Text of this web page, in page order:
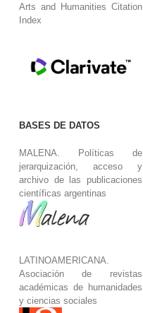
Arts and Humanities Citation
Index
BASES DE DATOS
MALENA. Políticas de
jerarquización, acceso y
archivo de las publicaciones
científicas argentinas
LATINOAMERICANA.
Asociación de revistas
académicas de humanidades
y ciencias sociales